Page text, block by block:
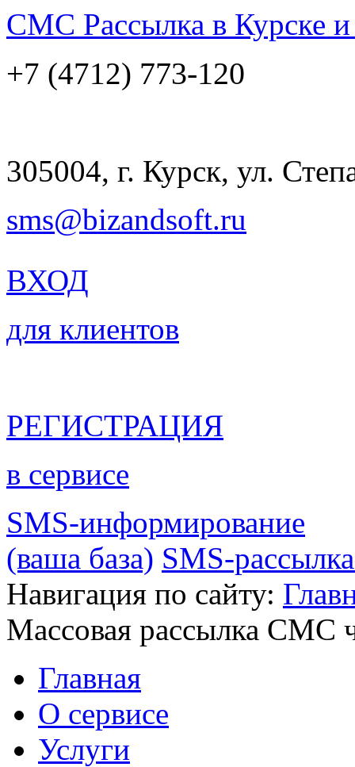
СМС Рассылка в Курске
+7 (4712) 773-120
305004, г. Курск, ул.
sms@bizandsoft.ru
ВХОД
для клиентов
РЕГИСТРАЦИЯ
в сервисе
SMS-информирование
(ваша база) SMS-
Навигация по сайту:
Массовая рассылка СМС
Главная
О сервисе
Услуги